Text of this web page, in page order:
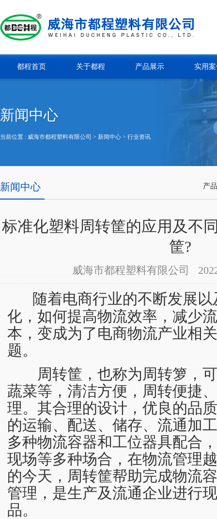
都程首页 关于都程 产品展示 实用
新闻中心
当前位置 : 威海市都程塑料有限公司 > 新闻中心 > 行业资讯
新闻中心 产
标准化塑料周转筐的应用及不
筐?
威海市都程塑料有限公司
随着电商行业的不断发展
化，如何提高物流效率，减少
本，变成为了电商物流产业相
题。
周转筐，也称为周转箩，可
蔬菜等，清洁方便，周转便捷
理。其合理的设计，优良的品
的运输、配送、储存、流通加
多种物流容器和工位器具配合
现场等多种场合，在物流管理
的今天，周转筐帮助完成物流
管理，是生产及流通企业进行
品。